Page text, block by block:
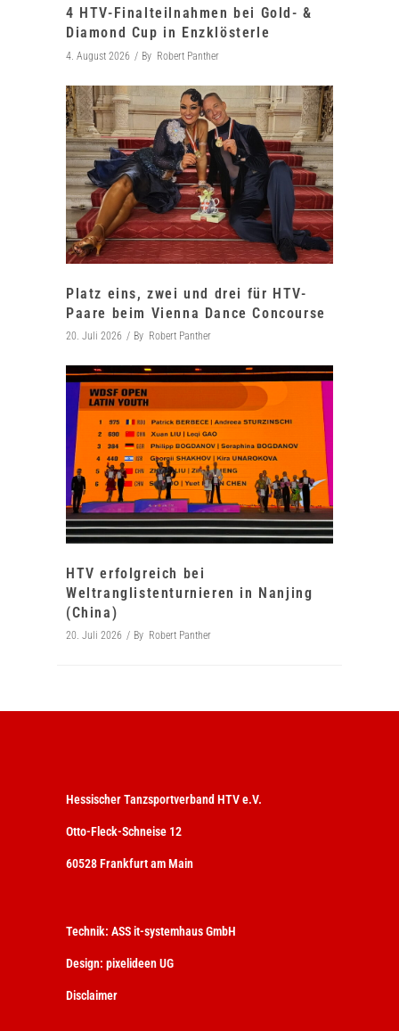
4 HTV-Finalteilnahmen bei Gold- &
Diamond Cup in Enzklösterle
4. August 2026 By Robert Panther
Platz eins, zwei und drei für HTV-
Paare beim Vienna Dance Concourse
20. Juli 2026 By Robert Panther
HTV erfolgreich bei
Weltranglistenturnieren in Nanjing
(China)
20. Juli 2026 By Robert Panther
Hessischer Tanzsportverband HTV e.V.
Otto-Fleck-Schneise 12
60528 Frankfurt am Main
Technik: ASS it-systemhaus GmbH
Design: pixelideen UG
Disclaimer